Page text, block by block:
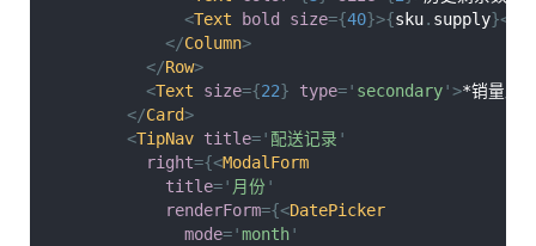
<Text bold size={40}>{sku. supply}</
</Column>
</Row>
<Text size={22} type=' secondary'>*销量及
</Card>
<TipNav title='配送记录 '
right={<ModalForm
title=' 月份 '
renderForm={<DatePicker
mode='month'